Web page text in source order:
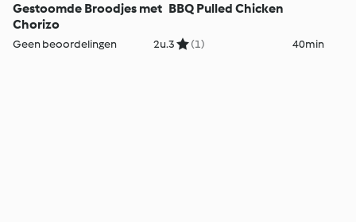
Gestoomde Broodjes met
Chorizo
Geen beoordelingen 2u.
BBQ Pulled Chicken
3 (1) 40min